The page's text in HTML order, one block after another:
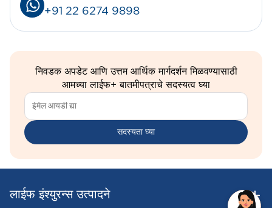
+91 22 6274 9898
निवडक अपडेट आणि उत्तम आर्थिक मार्गदर्शन मिळवण्यासाठी
आमच्या लाईफ+ बातमीपत्राचे सदस्यत्व घ्या
सदस्यता घ्या
लाईफ इंश्युरन्स उत्पादने